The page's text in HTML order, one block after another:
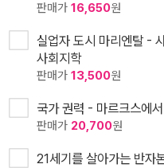
판매가 16,650원
실업자 도시 마리엔탈 -
사회지학
판매가 13,500원
국가 권력 - 마르크스에
판매가 20,700원
21세기를 살아가는 반자